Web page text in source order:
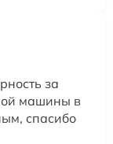
за
машины в
спасибо